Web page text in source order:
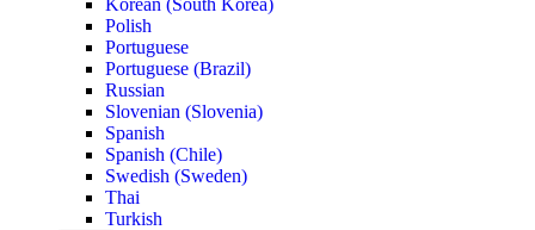
Korean (South Korea)
Polish
Portuguese
Portuguese (Brazil)
Russian
Slovenian (Slovenia)
Spanish
Spanish (Chile)
Swedish (Sweden)
Thai
Turkish